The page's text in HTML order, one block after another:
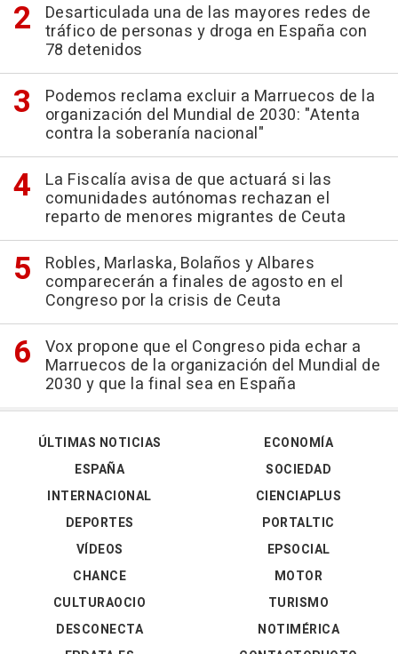
Desarticulada una de las mayores redes de
tráfico de personas y droga en España con
78 detenidos
Podemos reclama excluir a Marruecos de la
organización del Mundial de 2030: "Atenta
contra la soberanía nacional"
La Fiscalía avisa de que actuará si las
comunidades autónomas rechazan el
reparto de menores migrantes de Ceuta
Robles, Marlaska, Bolaños y Albares
comparecerán a finales de agosto en el
Congreso por la crisis de Ceuta
Vox propone que el Congreso pida echar a
Marruecos de la organización del Mundial de
2030 y que la final sea en España
ÚLTIMAS NOTICIAS
ESPAÑA
INTERNACIONAL
DEPORTES
VÍDEOS
ECONOMÍA
SOCIEDAD
CIENCIAPLUS
PORTALTIC
EPSOCIAL
CHANCE
CULTURAOCIO
DESCONECTA
MOTOR
TURISMO
NOTIMÉRICA